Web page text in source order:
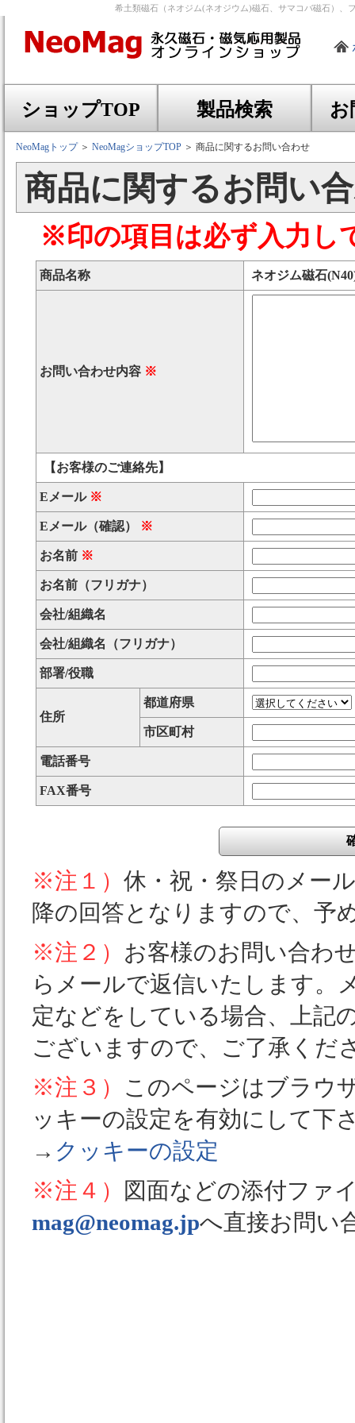
希土類磁石（ネオジム(ネオジウム)磁石、サマコバ磁石）、
ショップTOP 製品検索 お
NeoMagトップ＞ NeoMagショップTOP ＞ 商品に関するお問い合わせ
商品に関するお問い
※印の項目は必ず入力し
商品名称 ネオジム磁石
お問い合わせ内容 ※
【お客様のご連絡先】
Eメール ※
Eメール（確認） ※
お名前 ※
お名前（フリガナ）
会社/組織名
会社/組織名（フリガナ）
部署/役職
住所
都道府県
市区町村
電話番号
FAX番号
※注１） 休・祝・祭日のメー
降の回答となりますので、予
※注２） お客様のお問い合わ
らメールで返信いたします。
定などをしている場合、上記
ございますので、ご了承くだ
※注３） このページはブラウ
ッキーの設定を有効にして下
→ クッキーの設定
※注４）
図面などの添付ファ
mag@neomag.jpへ直接お問い